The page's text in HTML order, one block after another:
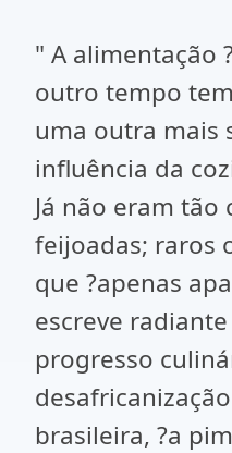
" A alimentação
outro tempo
uma outra mais
influência da
Já não eram tão
feijoadas; raros
que ?apenas
escreve
progresso
brasileira, ?a